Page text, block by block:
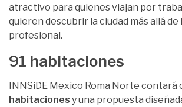
atractivo para quienes viajan por
quieren descubrir la ciudad más allá de
profesional.
91 habitaciones
INNSiDE Mexico Roma Norte contará
habitaciones y una propuesta